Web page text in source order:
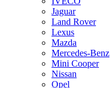
Jaguar
Land Rover
Lexus
Mazda
Mercedes-Benz
Mini Cooper
Nissan
Opel